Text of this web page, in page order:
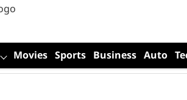
Movies Sports Business Auto